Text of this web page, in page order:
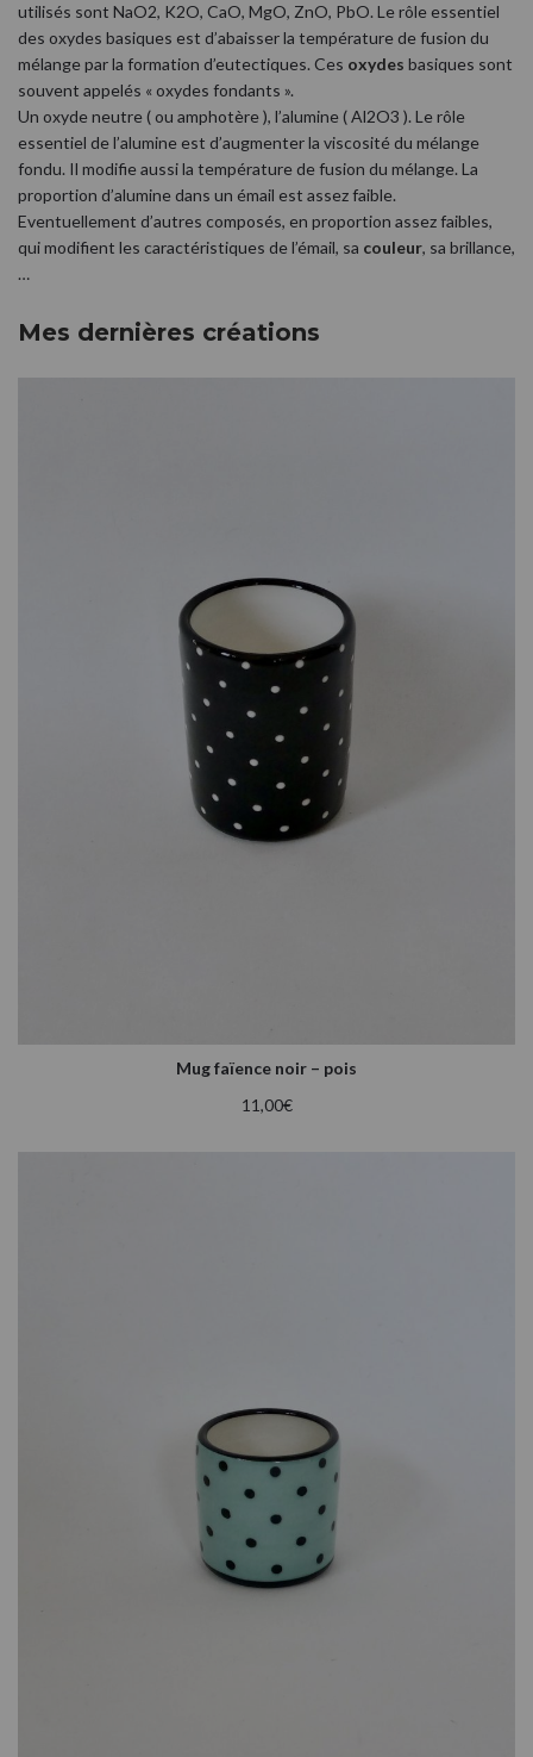
utilisés sont NaO2, K2O, CaO, MgO, ZnO, PbO. Le rôle essentiel
des oxydes basiques est d’abaisser la température de fusion du
mélange par la formation d’eutectiques. Ces oxydes basiques sont
souvent appelés « oxydes fondants ».
Un oxyde neutre ( ou amphotère ), l’alumine ( Al2O3 ). Le rôle
essentiel de l’alumine est d’augmenter la viscosité du mélange
fondu. Il modifie aussi la température de fusion du mélange. La
proportion d’alumine dans un émail est assez faible.
Eventuellement d’autres composés, en proportion assez faibles,
qui modifient les caractéristiques de l’émail, sa couleur, sa brillance,
…
Mes dernières créations
Mug faïence noir – pois
11,00€